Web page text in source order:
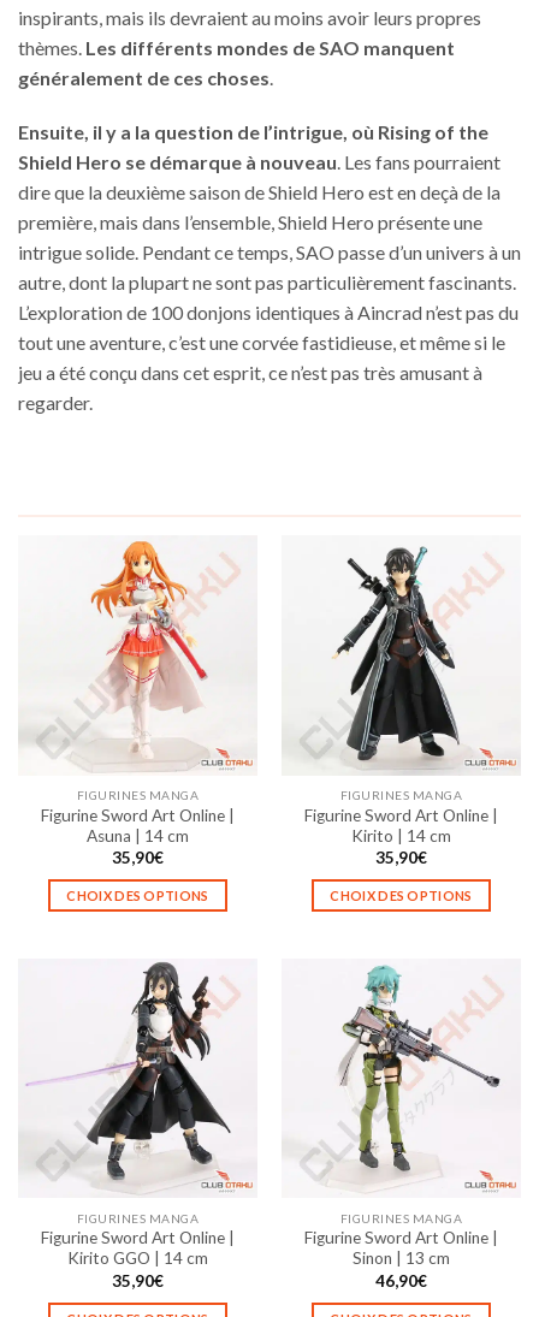
inspirants, mais ils devraient au moins avoir leurs propres
thèmes. Les différents mondes de SAO manquent
généralement de ces choses
Ensuite, il y a la question de l’intrigue, où Rising of the
Shield Hero se démarque à nouveau. Les fans pourraient
dire que la deuxième saison de Shield Hero est en deçà de la
première, mais dans l’ensemble, Shield Hero présente une
intrigue solide. Pendant ce temps, SAO passe d’un univers à un
autre, dont la plupart ne sont pas particulièrement fascinants.
L’exploration de 100 donjons identiques à Aincrad n’est pas du
tout une aventure, c’est une corvée fastidieuse, et même si le
jeu a été conçu dans cet esprit, ce n’est pas très amusant à
regarder.
FIGURINES MANGA
Figurine Sword Art Online |
Asuna | 14 cm
35,90€
CHOIX DES OPTIONS
a
plusieurs
variations.
Les
options
peuvent
être
choisies
la
page
du
produit
FIGURINES MANGA
Figurine Sword Art Online |
Kirito | 14 cm
35,90€
CHOIX DES OPTIONS
a
plusieurs
variations.
Les
options
être
choisies
sur
page
du
produit
FIGURINES MANGA
Figurine Sword Art Online |
Kirito GGO | 14 cm
35,90€
FIGURINES MANGA
Figurine Sword Art Online |
Sinon | 13 cm
46,90€